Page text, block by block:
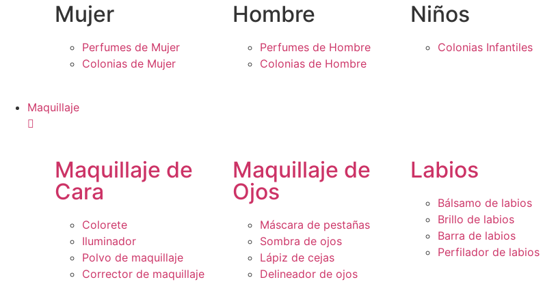
Mujer
Perfumes de Mujer
Colonias de Mujer
Hombre
Perfumes de Hombre
Colonias de Hombre
Niños
Colonias Infantiles
Maquillaje
Maquillaje de
Cara
Colorete
Iluminador
Polvo de maquillaje
Corrector de maquillaje
Maquillaje de
Ojos
Máscara de pestañas
Sombra de ojos
Lápiz de cejas
Delineador de ojos
Labios
Bálsamo de labios
Brillo de labios
Barra de labios
Perfilador de labios